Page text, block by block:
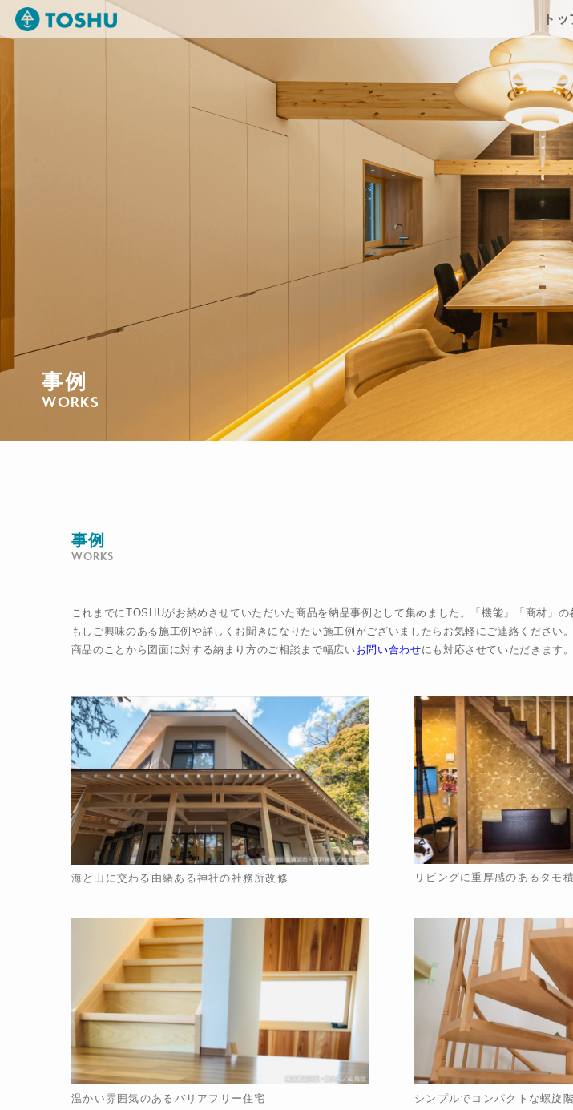
TOSHU（東集）
ト
事例
WORKS
事例
WORKS
これまでにTOSHUがお納めさせていただいた商品を納品事例として集めました。「機能」「商材」の
もしご興味のある施工例や詳しくお聞きになりたい施工例がございましたらお気軽にご連絡ください。
商品のことから図面に対する納まり方のご相談まで幅広いお問い合わせにも対応させていただきます。
海と山に交わる由緒ある神社の社務所改修 リビングに重厚感のあるタモ
温かい雰囲気のあるバリアフリー住宅 シンプルでコンパクトな螺旋